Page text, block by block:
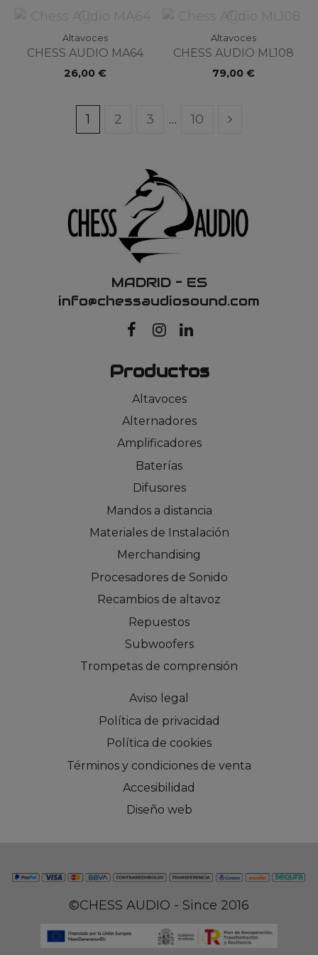
Altavoces
CHESS AUDIO MA64
26,00 €
Altavoces
CHESS AUDIO ML108
79,00 €
1 2 3 … 10
MADRID – ES
info@chessaudiosound.com
Productos
Altavoces
Alternadores
Amplificadores
Baterías
Difusores
Mandos a distancia
Materiales de Instalación
Merchandising
Procesadores de Sonido
Recambios de altavoz
Repuestos
Subwoofers
Trompetas de comprensión
Aviso legal
Política de privacidad
Política de cookies
Términos y condiciones de venta
Accesibilidad
Diseño web
©CHESS AUDIO - Since 2016